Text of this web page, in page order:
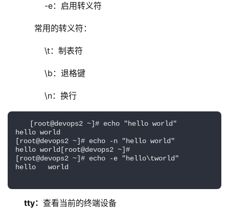
-e：启用转义符
常用的转义符：
\t：制表符
\b：退格键
\n：换行
[root@devops2 ~]# echo "hello world"
hello world
[root@devops2 ~]# echo -n "hello world"
hello world[root@devops2 ~]#
[root@devops2 ~]# echo -e "hello\tworld"
hello   world
tty： 查看当前的终端设备